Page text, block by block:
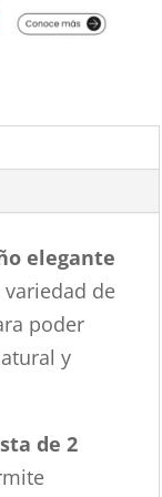
elegante
variedad de
poder
y
de 2